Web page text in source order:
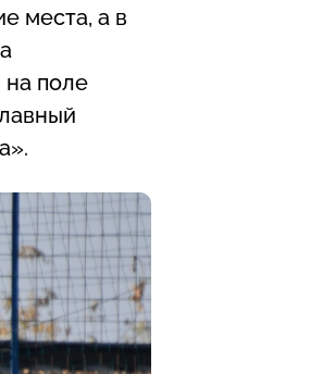
места, а в
на поле